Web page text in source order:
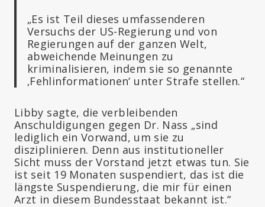
„Es ist Teil dieses umfassenderen
Versuchs der US-Regierung und von
Regierungen auf der ganzen Welt,
abweichende Meinungen zu
kriminalisieren, indem sie so genannte
‚Fehlinformationen‘ unter Strafe stellen.“
Libby sagte, die verbleibenden
Anschuldigungen gegen Dr. Nass „sind
lediglich ein Vorwand, um sie zu
disziplinieren. Denn aus institutioneller
Sicht muss der Vorstand jetzt etwas tun. Sie
ist seit 19 Monaten suspendiert, das ist die
längste Suspendierung, die mir für einen
Arzt in diesem Bundesstaat bekannt ist.“